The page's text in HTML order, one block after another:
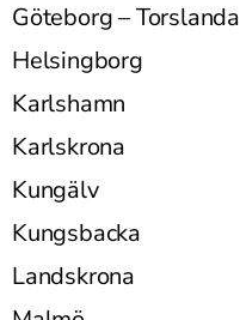
Göteborg – Torslanda
Helsingborg
Karlshamn
Karlskrona
Kungälv
Kungsbacka
Landskrona